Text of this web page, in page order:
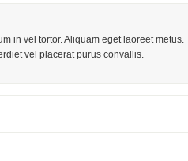
in vel tortor. Aliquam eget laoreet metus.
vel placerat purus convallis.